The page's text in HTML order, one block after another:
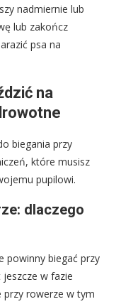
nadmiernie lub
lub zakończ
psa na
na
biegania przy
które musisz
pupilowi.
dlaczego
powinny biegać przy
w fazie
przy rowerze w tym